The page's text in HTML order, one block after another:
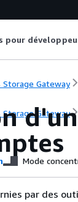
pour
Storage Gateway
Storage Gateway
Mode
par des